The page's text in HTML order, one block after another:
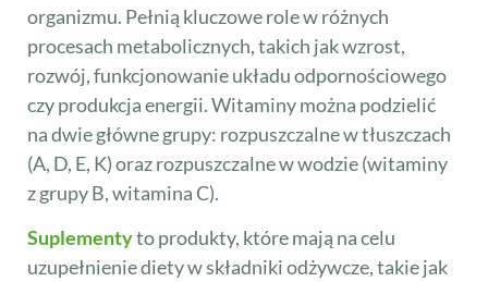
organizmu. Pełnią kluczowe role w różnych
procesach metabolicznych, takich jak wzrost,
rozwój, funkcjonowanie układu odpornościowego
czy produkcja energii. Witaminy można podzielić
na dwie główne grupy: rozpuszczalne w tłuszczach
(A, D, E, K) oraz rozpuszczalne w wodzie (witaminy
z grupy B, witamina C).
Suplementyto produkty, które mają na celu
uzupełnienie diety w składniki odżywcze, takie jak